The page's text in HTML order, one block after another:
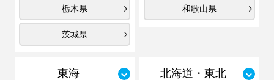
栃木県
茨城県
和歌山県
東海 北海道・東北